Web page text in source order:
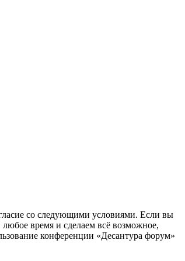
со следующими условиями. Если вы
время и сделаем всё возможное,
конференции «Десантура форум»